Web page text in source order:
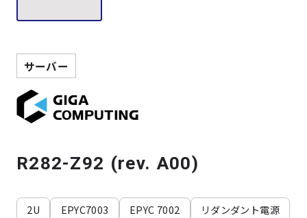
よくある質問
採用情報
会社案内
サーバー
R282-Z92 (rev. A00)
2U EPYC7003 EPYC 7002
リダンダント電源